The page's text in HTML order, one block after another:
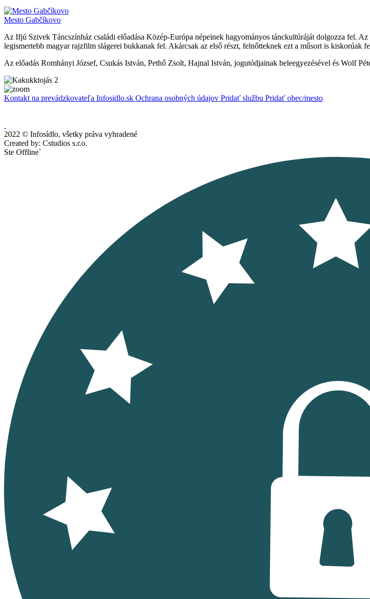
Mesto Gabčíkovo
Az Ifjú Szivek Táncszínház családi előadása Közép-Európa népeinek hagyományos tánckultúráját dolgozza fel.
legismertebb magyar rajzfilm slágerei bukkanak fel. Akárcsak az első részt, felnőtteknek ezt a műsort is kiskorúak
Az előadás Romhányi József, Csukás István, Pethő Zsolt, Hajnal István, jogutódjainak beleegyezésével és Wolf
Kontakt na prevádzkovateľa Infosidlo.sk Ochrana osobných údajov Pridať službu Pridať obec/mesto
2022 © Infosídlo, všetky práva vyhradené
Created by: Cstudios s.r.o.
Ste Offline`